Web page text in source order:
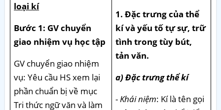
loại kí
Bước 1: GV chuyển
giao nhiệm vụ học tập
GV chuyển giao nhiệm
vụ: Yêu cầu HS xem lại
phần chuẩn bị về mục
Tri thức ngữ văn và làm
1. Đặc trưng của thể
kí và yếu tố tự sự, trữ
tình trong tùy bút,
tản văn.
a) Đặc trưng thể kí
-Khái niệm: Kí là tên gọi